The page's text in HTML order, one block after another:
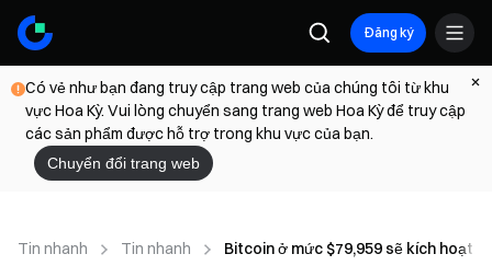
Đăng ký
Có vẻ như bạn đang truy cập trang web của chúng tôi từ khu
vực Hoa Kỳ. Vui lòng chuyển sang trang web Hoa Kỳ để truy cập
các sản phẩm được hỗ trợ trong khu vực của bạn.
Chuyển đổi trang web
Tin nhanh Tin nhanh Bitcoin ở mức $79,959 sẽ kích hoạt